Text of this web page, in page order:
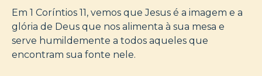
Em 1 Coríntios 11, vemos que Jesus é a imagem e a
glória de Deus que nos alimenta à sua mesa e
serve humildemente a todos aqueles que
encontram sua fonte nele.